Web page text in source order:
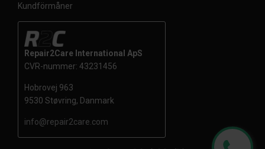
Kundförmåner
Repair2Care International ApS
CVR-nummer: 43231456
Hobrovej 963
9530 Støvring, Danmark
info@repair2care.com